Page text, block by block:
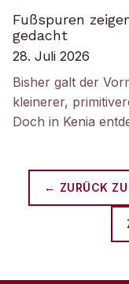
Fußspuren
gedacht
28. Juli 2026
Bisher galt der
kleinerer,
Doch in Kenia
← ZURÜCK ZU